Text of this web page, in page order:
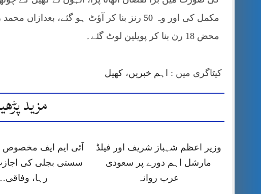
مکمل کی اور وہ 50 رنز بنا کر آؤٹ ہو گئے،
محض 18 رن بنا کر پویلین لوٹ گئے۔
کیٹاگری میں : اہم خبریں، کھیل
مزید
وزیر اعظم شہباز شریف اور فیلڈ
مارشل اہم دورے پر سعودی
عرب روانہ
آئی ایم ایف مخصوص
سستی بجلی کی
رہا،